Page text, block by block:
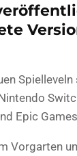
Epic
Vorgarten